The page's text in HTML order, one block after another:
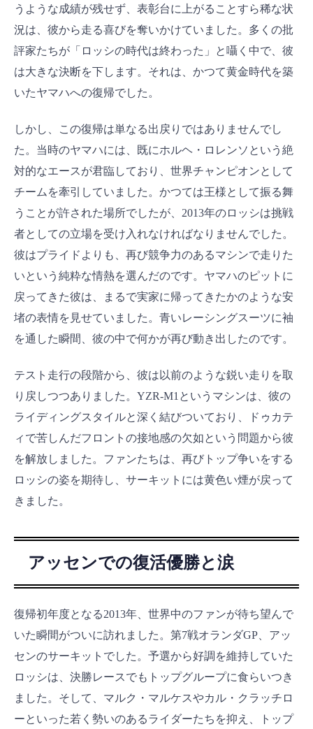
うような成績が残せず、表彰台に上がることすら稀な状
況は、彼から走る喜びを奪いかけていました。多くの批
評家たちが「ロッシの時代は終わった」と囁く中で、彼
は大きな決断を下します。それは、かつて黄金時代を築
いたヤマハへの復帰でした。
しかし、この復帰は単なる出戻りではありませんでし
た。当時のヤマハには、既にホルヘ・ロレンソという絶
対的なエースが君臨しており、世界チャンピオンとして
チームを牽引していました。かつては王様として振る舞
うことが許された場所でしたが、2013年のロッシは挑戦
者としての立場を受け入れなければなりませんでした。
彼はプライドよりも、再び競争力のあるマシンで走りた
いという純粋な情熱を選んだのです。ヤマハのピットに
戻ってきた彼は、まるで実家に帰ってきたかのような安
堵の表情を見せていました。青いレーシングスーツに袖
を通した瞬間、彼の中で何かが再び動き出したのです。
テスト走行の段階から、彼は以前のような鋭い走りを取
り戻しつつありました。YZR-M1というマシンは、彼の
ライディングスタイルと深く結びついており、ドゥカテ
ィで苦しんだフロントの接地感の欠如という問題から彼
を解放しました。ファンたちは、再びトップ争いをする
ロッシの姿を期待し、サーキットには黄色い煙が戻って
きました。
アッセンでの復活優勝と涙
復帰初年度となる2013年、世界中のファンが待ち望んで
いた瞬間がついに訪れました。第7戦オランダGP、アッ
センのサーキットでした。予選から好調を維持していた
ロッシは、決勝レースでもトップグループに食らいつき
ました。そして、マルク・マルケスやカル・クラッチロ
ーといった若く勢いのあるライダーたちを抑え、トップ